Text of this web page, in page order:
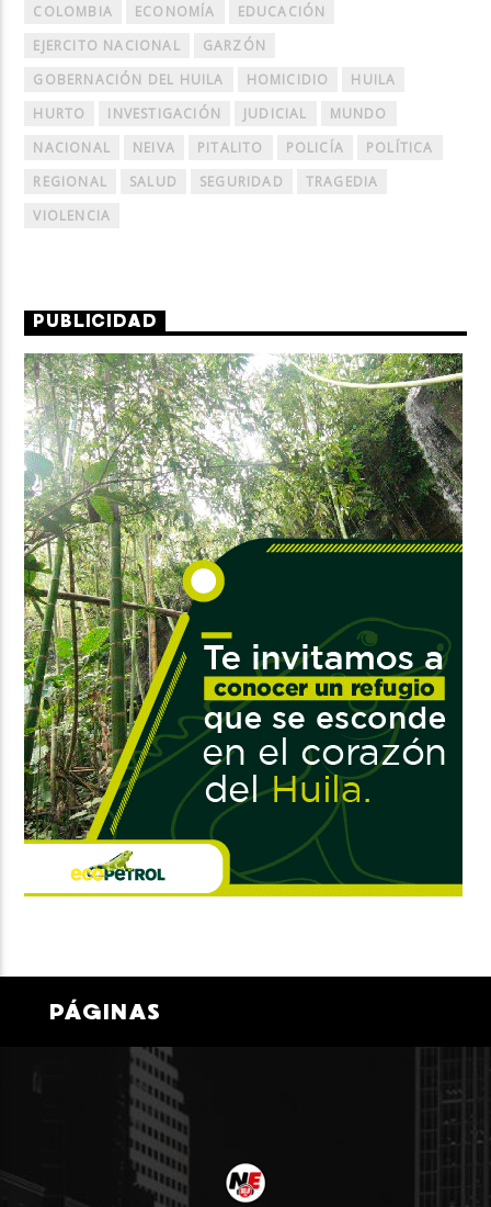
COLOMBIA
ECONOMÍA
EDUCACIÓN
EJERCITO NACIONAL
GARZÓN
GOBERNACIÓN DEL HUILA
HOMICIDIO
HUILA
HURTO
INVESTIGACIÓN JUDICIAL
MUNDO
NACIONAL
NEIVA PITALITO POLICÍA
POLÍTICA
REGIONAL
SALUD SEGURIDAD
TRAGEDIA
VIOLENCIA
PUBLICIDAD
PÁGINAS